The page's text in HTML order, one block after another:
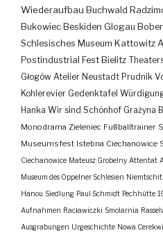
Wiederaufbau Buchwald
Bukowiec Beskiden Glogau
Schlesisches Museum Kattowitz
Postindustrial Fest Bielitz
Głogów Atelier Neustadt Prudnik
Kohlerevier Gedenktafel
Hanka Wir sind Schönhof Grażyna
Monodrama Zieleniec Fußballtrainer
Museumsfest Istebna Ciechanowice
Ciechanowice Mateusz Grobelny Attentat
Museum des Oppelner Schlesien
Hanou Siedlung Paul Schmidt Pechhütte
Aufnahmen Racławiczki Smolarnia
Ausgrabungen Urgeschichte Nowa